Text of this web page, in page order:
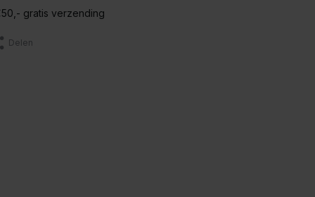
gratis verzending
Delen